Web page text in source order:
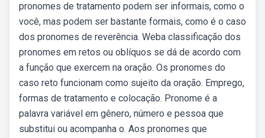
pronomes de tratamento podem ser informais, como o
você, mas podem ser bastante formais, como é o caso
dos pronomes de reverência. Weba classificação dos
pronomes em retos ou oblíquos se dá de acordo com
a função que exercem na oração. Os pronomes do
caso reto funcionam como sujeito da oração. Emprego,
formas de tratamento e colocação. Pronome é a
palavra variável em gênero, número e pessoa que
substitui ou acompanha o. Aos pronomes que